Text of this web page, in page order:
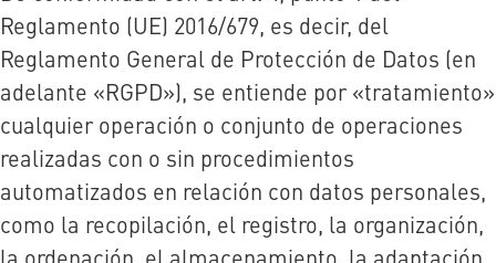
Reglamento (UE) 2016/679, es decir, del
Reglamento General de Protección de Datos (en
adelante «RGPD»), se entiende por «tratamiento»
cualquier operación o conjunto de operaciones
realizadas con o sin procedimientos
automatizados en relación con datos personales,
como la recopilación, el registro, la organización,
la ordenación, el almacenamiento, la adaptación